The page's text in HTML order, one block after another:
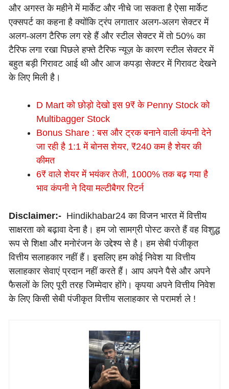
और अगस्त के महीने में मार्केट और नीचे जा सकता है ऐसा मार्केट
एक्सपर्ट का कहना है क्योंकि ट्रंप लगातार अलग-अलग सेक्टर में
अलग-अलग टैरिफ लग रहे हैं और स्टील सेक्टर में तो 50% का
टैरिफ लगा रखा पिछले हफ्ते टैरिफ न्यूज़ के कारण स्टील सेक्टर में
बहुत बड़ी गिरावट आई थी और आज कपड़ा सेक्टर में गिरावट देखने
के लिए मिली है।
D Mart को छोड़ो देखो इस 9₹ के Penny Stock को
Multibagger Stock
Bonus Share : बस और ट्रक बनाने वाली कंपनी देने
जा रही है 1:1 में बोनस शेयर, ₹240 कम है शेयर की
कीमत
6₹ वाले शेयर में भयंकर तेजी, 1000% तक बढ़ गया है
भाव कंपनी ने दिया मल्टीबैगर रिटर्न
Disclaimer:- Hindikhabar24 का विजन भारत में वित्तीय
साक्षरता को बढ़ावा देना है। हम जो सामग्री पोस्ट करते हैं वह विशुद्ध
रूप से शिक्षा और मनोरंजन के उद्देश्य से है। हम सेबी पंजीकृत
वित्तीय सलाहकार नहीं हैं। इसलिए हम कोई निवेश या वित्तीय
सलाहकार सेवाएं प्रदान नहीं करते हैं। आप अपने पैसे और अपने
फैसलों के लिए पूरी तरह जिम्मेदार होंगे। कृपया अपने वित्तीय निवेश
के लिए किसी सेबी पंजीकृत वित्तीय सलाहकार से परामर्श ले !